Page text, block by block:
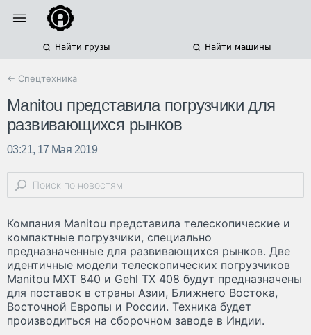
Найти грузы Найти машины
← Спецтехника
Manitou представила погрузчики для
развивающихся рынков
03:21, 17 Мая 2019
Компания Manitou представила телескопические и
компактные погрузчики, специально
предназначенные для развивающихся рынков. Две
идентичные модели телескопических погрузчиков
Manitou MXT 840 и Gehl TX 408 будут предназначены
для поставок в страны Азии, Ближнего Востока,
Восточной Европы и России. Техника будет
производиться на сборочном заводе в Индии.